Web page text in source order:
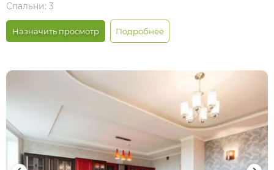
Спальни: 3
Назначить просмотр Подробнее